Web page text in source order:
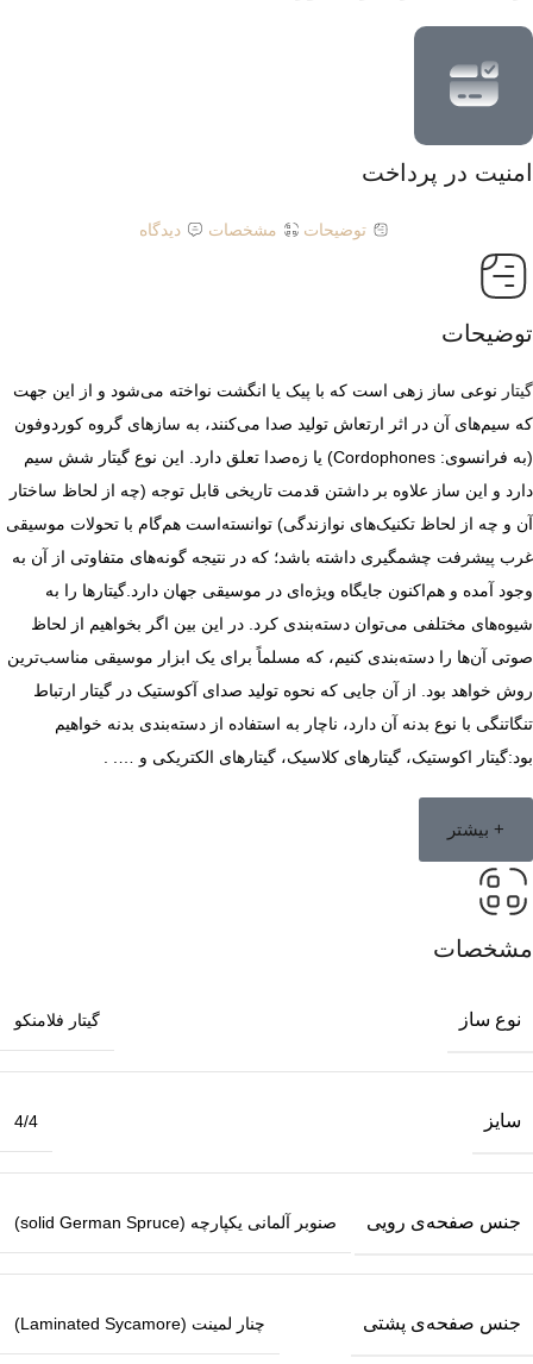
امنیت در پرداخت
توضیحات مشخصات دیدگاه
توضیحات
گیتار نوعی ساز زهی است که با پیک یا انگشت نواخته می‌شود و از این جهت
که سیم‌های آن در اثر ارتعاش تولید صدا می‌کنند، به سازهای گروه کوردوفون
(به فرانسوی: Cordophones) یا زه‌صدا تعلق دارد. این نوع گیتار شش سیم
دارد و این ساز علاوه بر داشتن قدمت تاریخی قابل توجه (چه از لحاظ ساختار
آن و چه از لحاظ تکنیک‌های نوازندگی) توانسته‌است هم‌گام با تحولات موسیقی
غرب پیشرفت چشمگیری داشته باشد؛ که در نتیجه گونه‌های متفاوتی از آن به
وجود آمده و هم‌اکنون جایگاه ویژه‌ای در موسیقی جهان دارد.گیتارها را به
شیوه‌های مختلفی می‌توان دسته‌بندی کرد. در این بین اگر بخواهیم از لحاظ
صوتی آن‌ها را دسته‌بندی کنیم، که مسلماً برای یک ابزار موسیقی مناسب‌ترین
روش خواهد بود. از آن جایی که نحوه تولید صدای آکوستیک در گیتار ارتباط
تنگاتنگی با نوع بدنه آن دارد، ناچار به استفاده از دسته‌بندی بدنه خواهیم
بود:گیتار اکوستیک، گیتارهای کلاسیک، گیتارهای الکتریکی و …. .
+ بیشتر
مشخصات
نوع ساز گیتار فلامنکو
سایز 4/4
جنس صفحه‌ی رویی صنوبر آلمانی یکپارچه (solid German Spruce)
جنس صفحه‌ی پشتی چنار لمینت (Laminated Sycamore)